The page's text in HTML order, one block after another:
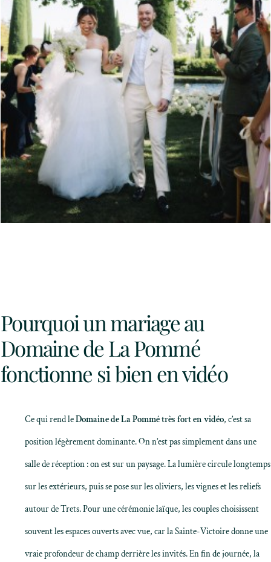
Pourquoi un mariage au
Domaine de La Pommé
fonctionne si bien en vidéo
Ce qui rend leDomaine de La Pommé très fort en vidéo, c’est sa
position légèrement dominante. On n’est pas simplement dans une
salle de réception : on est sur un paysage. La lumière circule longtemps
sur les extérieurs, puis se pose sur les oliviers, les vignes et les reliefs
autour de Trets. Pour une cérémonie laïque, les couples choisissent
souvent les espaces ouverts avec vue, car la Sainte-Victoire donne une
vraie profondeur de champ derrière les invités. En fin de journée, la